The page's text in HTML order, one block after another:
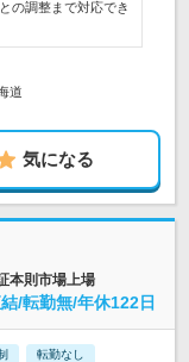
の調整まで対応でき
道
気になる
本則市場上場
/転勤無/年休122日
転勤なし